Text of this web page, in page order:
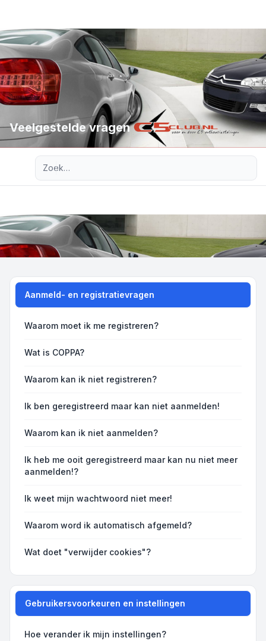
Veelgestelde vragen
Aanmeld- en registratievragen
Waarom moet ik me registreren?
Wat is COPPA?
Waarom kan ik niet registreren?
Ik ben geregistreerd maar kan niet aanmelden!
Waarom kan ik niet aanmelden?
Ik heb me ooit geregistreerd maar kan nu niet meer
aanmelden!?
Ik weet mijn wachtwoord niet meer!
Waarom word ik automatisch afgemeld?
Wat doet "verwijder cookies"?
Gebruikersvoorkeuren en instellingen
Hoe verander ik mijn instellingen?